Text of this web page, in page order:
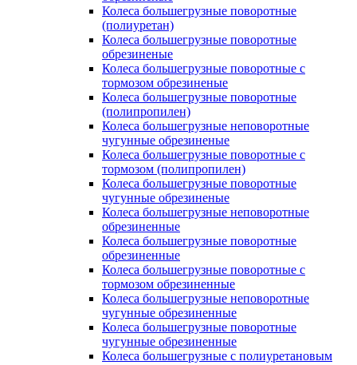
Колеса большегрузные поворотные
(полиуретан)
Колеса большегрузные поворотные
обрезиненые
Колеса большегрузные поворотные с
тормозом обрезиненые
Колеса большегрузные поворотные
(полипропилен)
Колеса большегрузные неповоротные
чугунные обрезиненые
Колеса большегрузные поворотные с
тормозом (полипропилен)
Колеса большегрузные поворотные
чугунные обрезиненые
Колеса большегрузные неповоротные
обрезиненные
Колеса большегрузные поворотные
обрезиненные
Колеса большегрузные поворотные с
тормозом обрезиненные
Колеса большегрузные неповоротные
чугунные обрезиненные
Колеса большегрузные поворотные
чугунные обрезиненные
Колеса большегрузные с полиуретановым